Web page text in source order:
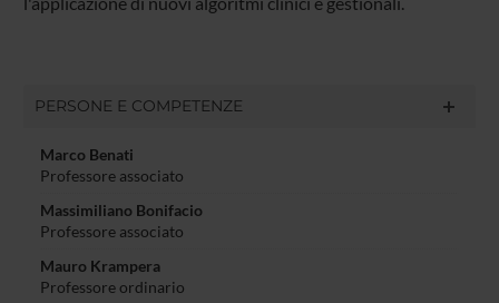
PERSONE E COMPETENZE
Marco Benati
Professore associato
Massimiliano Bonifacio
Professore associato
Mauro Krampera
Professore ordinario